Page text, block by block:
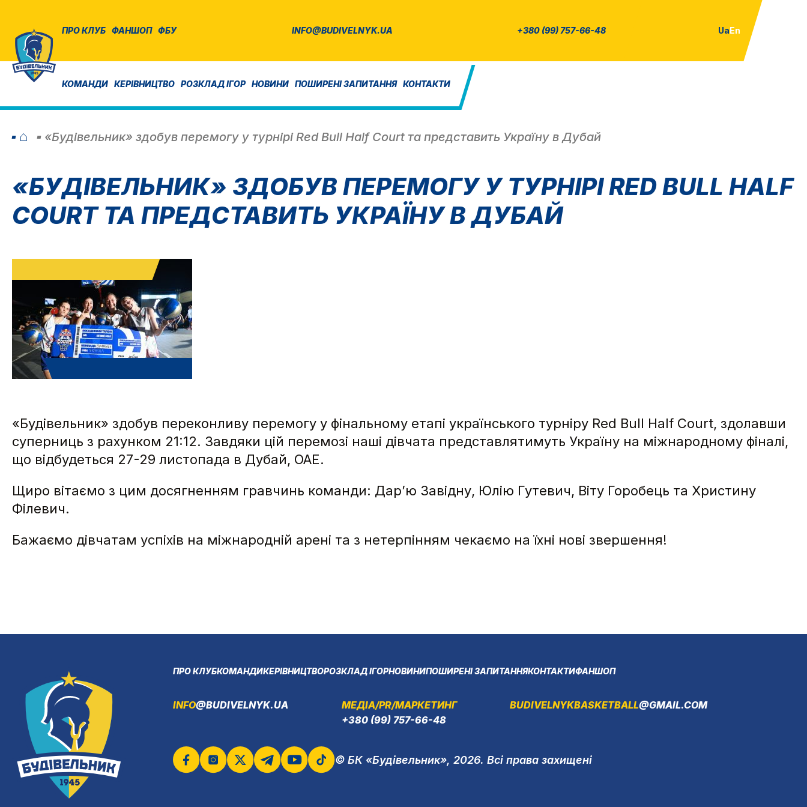
ПРО КЛУБ ФАНШОП ФБУ INFO@BUDIVELNYK.UA +380 (99) 757-66-48 UaEn
КОМАНДИ КЕРІВНИЦТВО РОЗКЛАД ІГОР НОВИНИ ПОШИРЕНІ ЗАПИТАННЯ КОНТАКТИ
⌂ «Будівельник» здобув перемогу у турнірі Red Bull Half Court та представить Україну в Дубай
«БУДІВЕЛЬНИК» ЗДОБУВ ПЕРЕМОГУ У ТУРНІРІ RED BULL HALF
COURT ТА ПРЕДСТАВИТЬ УКРАЇНУ В ДУБАЙ
«Будівельник» здобув переконливу перемогу у фінальному етапі українського турніру Red Bull Half Court, здолавши
суперниць з рахунком 21:12. Завдяки цій перемозі наші дівчата представлятимуть Україну на міжнародному фіналі,
що відбудеться 27-29 листопада в Дубай, ОАЕ.
Щиро вітаємо з цим досягненням гравчинь команди: Дарʼю Завідну, Юлію Гутевич, Віту Горобець та Христину
Філевич.
Бажаємо дівчатам успіхів на міжнародній арені та з нетерпінням чекаємо на їхні нові звершення!
ПРО КЛУБКОМАНДИКЕРІВНИЦТВОРОЗКЛАД ІГОРНОВИНИПОШИРЕНІ ЗАПИТАННЯКОНТАКТИФАНШОП
INFO@BUDIVELNYK.UA
МЕДІА/PR/МАРКЕТИНГ
+380 (99) 757-66-48
BUDIVELNYKBASKETBALL@GMAIL.COM
© БК «Будівельник», 2026. Всі права захищені